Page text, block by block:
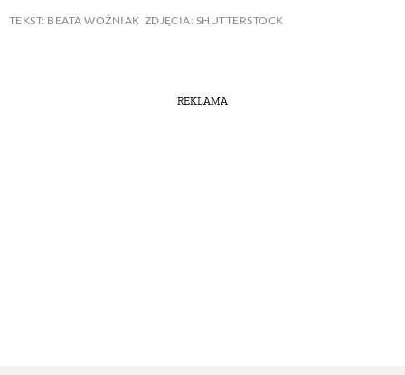
TEKST: BEATA WOŹNIAK ZDJĘCIA: SHUTTERSTOCK
REKLAMA